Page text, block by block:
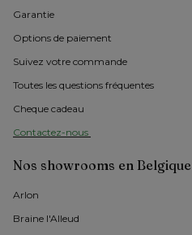
Garantie
Options de paiement
Suivez votre commande
Toutes les questions fréquentes
Cheque cadeau
Contactez-nous
Nos showrooms en Belgique
Arlon
Braine l'Alleud